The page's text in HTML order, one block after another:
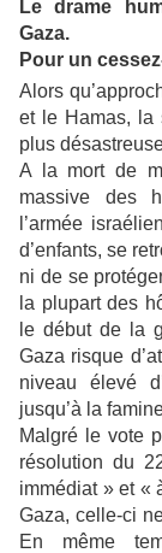
Le drame
Gaza.
Pour un
Alors
et le Hamas, la
plus
A la mort de
massive des
l’armée
d’enfants, se
ni de se
la plupart des
le début de la
Gaza risque
niveau élevé
jusqu’à la
Malgré le vote
résolution du
immédiat » et «
Gaza, celle-ci
En même